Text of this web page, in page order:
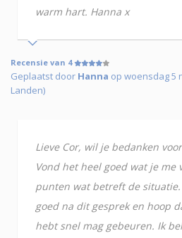
warm hart. Hanna x
Recensie van 4
Geplaatst door Hanna op woensdag 5
Landen)
Lieve Cor, wil je bedanken
Vond het heel goed wat je me
punten wat betreft de situatie.
goed na dit gesprek en hoop
hebt snel mag gebeuren. Ik